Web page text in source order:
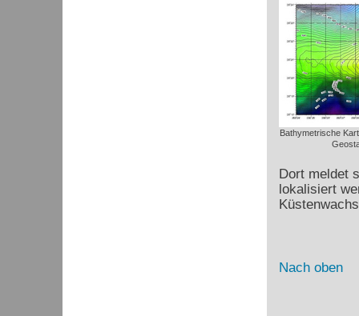
Bathymetrische
Dort meldet
lokalisiert
Nach oben